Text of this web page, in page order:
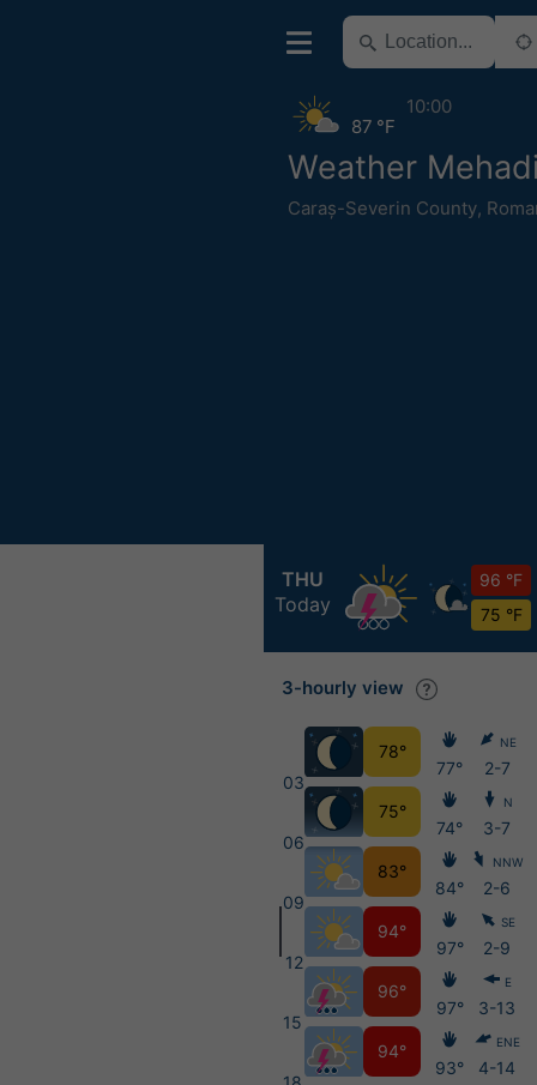
Weather
Caraș-Severin County,
87 °F
10:00
THU
Today
96 °F
75 °F
3-hourly view
03
06
09
12
15
78°
75°
83°
94°
96°
94°
77°
74°
84°
97°
97°
93°
NE
2-7
N
3-7
NNW
2-6
SE
2-9
E
3-13
ENE
4-14